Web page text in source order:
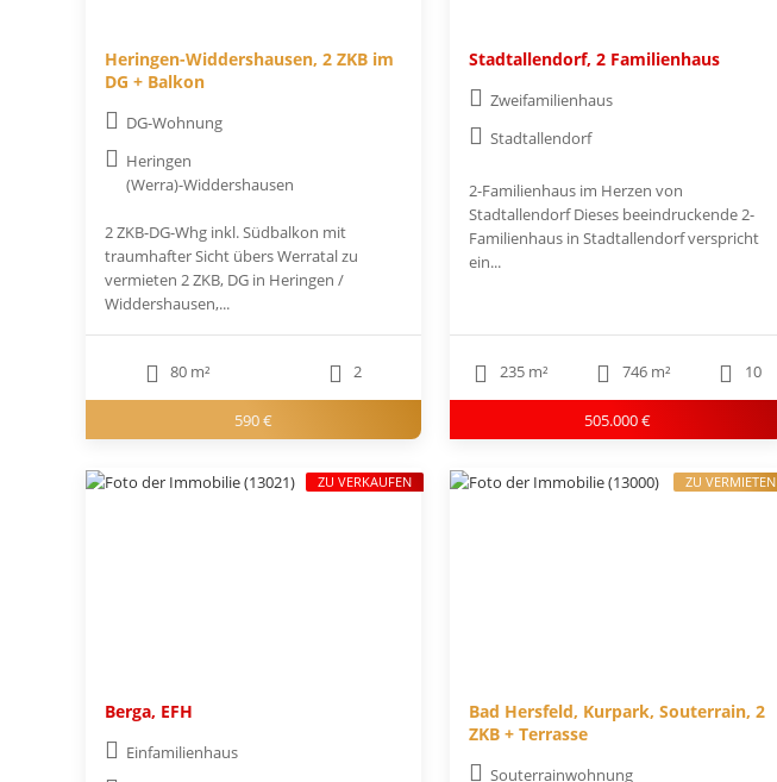
Heringen-Widdershausen, 2 ZKB im
DG + Balkon
DG-Wohnung
Heringen
(Werra)-Widdershausen
2 ZKB-DG-Whg inkl. Südbalkon mit
traumhafter Sicht übers Werratal zu
vermieten 2 ZKB, DG in Heringen /
Widdershausen,...
80 m² 2
590 €
Stadtallendorf, 2 Familienhaus
Zweifamilienhaus
Stadtallendorf
2-Familienhaus im Herzen von
Stadtallendorf Dieses beeindruckende 2-
Familienhaus in Stadtallendorf verspricht
ein...
235 m² 746 m² 10
505.000 €
Berga, EFH
Einfamilienhaus
ZU VERKAUFEN
Bad Hersfeld, Kurpark, Souterrain, 2
ZKB + Terrasse
Souterrainwohnung
ZU VERMIETEN